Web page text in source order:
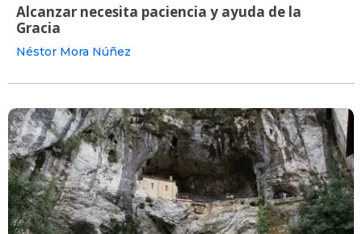
Alcanzar necesita paciencia y ayuda de la
Gracia
Néstor Mora Núñez